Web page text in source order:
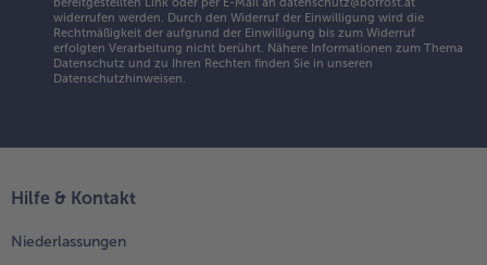
bereitgestellten Link oder per E-Mail an datenschutz@bofrost.at
widerrufen werden. Durch den Widerruf der Einwilligung wird die
Rechtmäßigkeit der aufgrund der Einwilligung bis zum Widerruf
erfolgten Verarbeitung nicht berührt. Nähere Informationen zum Thema
Datenschutz und zu Ihren Rechten finden Sie in unseren
Datenschutzhinweisen.
Hilfe & Kontakt
Niederlassungen